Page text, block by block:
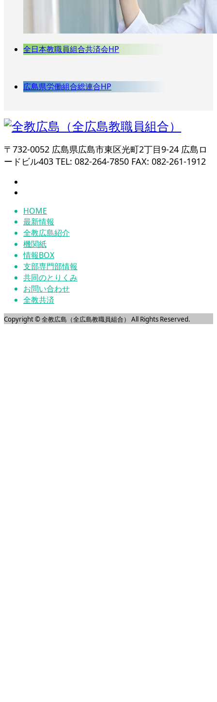
全日本教職員組合共済会HP
広島県労働組合総連合HP
〒732-0052 広島県広島市東区光町2丁目9-24 広島ロ
ードビル403 TEL: 082-264-7850 FAX: 082-261-1912
HOME
最新情報
全教広島紹介
機関紙
情報BOX
支部専門部情報
共同のとりくみ
お問い合わせ
全教共済
Copyright © 全教広島（全広島教職員組合） All Rights Reserved.